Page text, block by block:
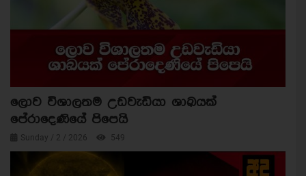
ලොව විශාලතම උඩවැඩියා ශාඛයක්
පේරාදෙණියේ පිපෙයි
Sunday / 2 / 2026 549